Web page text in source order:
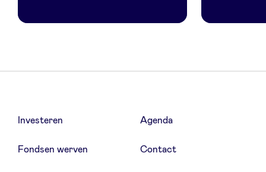
Investeren
Fondsen werven
Agenda
Contact